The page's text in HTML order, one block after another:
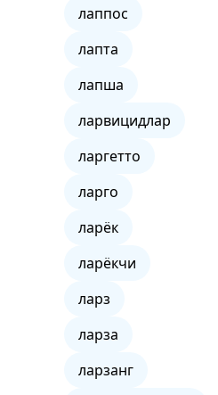
лаппос
лапта
лапша
ларвицидлар
ларгетто
ларго
ларёк
ларёкчи
ларз
ларза
ларзанг